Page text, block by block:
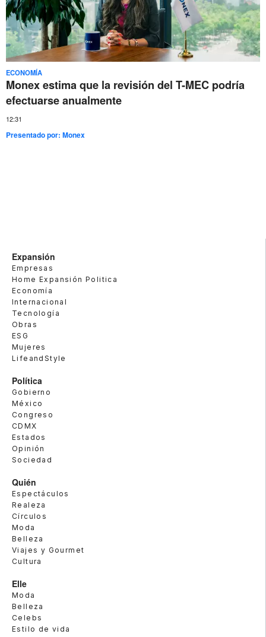
ECONOMÍA
Monex estima que la revisión del T-MEC podría
efectuarse anualmente
12:31
Presentado por:Monex
Expansión
Empresas
Home Expansión Politica
Economía
Internacional
Tecnología
Obras
ESG
Mujeres
LifeandStyle
Política
Gobierno
México
Congreso
CDMX
Estados
Opinión
Sociedad
Quién
Espectáculos
Realeza
Círculos
Moda
Belleza
Viajes y Gourmet
Cultura
Elle
Moda
Belleza
Celebs
Estilo de vida